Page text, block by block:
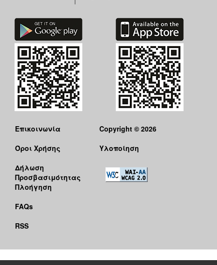
Επικοινωνία
Όροι Χρήσης
Δήλωση
Προσβασιμότητας
Πλοήγηση
FAQs
RSS
Copyright © 2026
Υλοποίηση